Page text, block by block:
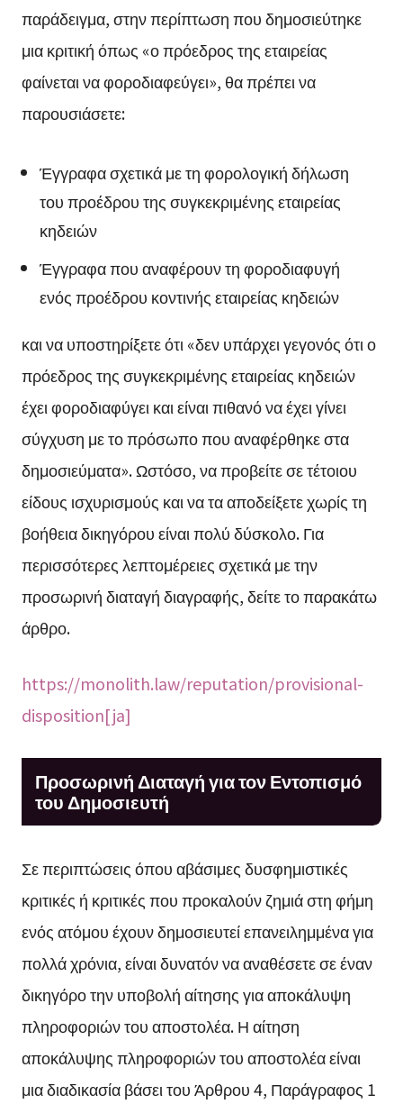
παράδειγμα, στην περίπτωση που δημοσιεύτηκε
μια κριτική όπως «ο πρόεδρος της εταιρείας
φαίνεται να φοροδιαφεύγει», θα πρέπει να
παρουσιάσετε:
Έγγραφα σχετικά με τη φορολογική δήλωση
του προέδρου της συγκεκριμένης εταιρείας
κηδειών
Έγγραφα που αναφέρουν τη φοροδιαφυγή
ενός προέδρου κοντινής εταιρείας κηδειών
και να υποστηρίξετε ότι «δεν υπάρχει γεγονός ότι ο
πρόεδρος της συγκεκριμένης εταιρείας κηδειών
έχει φοροδιαφύγει και είναι πιθανό να έχει γίνει
σύγχυση με το πρόσωπο που αναφέρθηκε στα
δημοσιεύματα». Ωστόσο, να προβείτε σε τέτοιου
είδους ισχυρισμούς και να τα αποδείξετε χωρίς τη
βοήθεια δικηγόρου είναι πολύ δύσκολο. Για
περισσότερες λεπτομέρειες σχετικά με την
προσωρινή διαταγή διαγραφής, δείτε το παρακάτω
άρθρο.
https://monolith.law/reputation/provisional-
disposition[ja]
Προσωρινή Διαταγή για τον Εντοπισμό
του Δημοσιευτή
Σε περιπτώσεις όπου αβάσιμες δυσφημιστικές
κριτικές ή κριτικές που προκαλούν ζημιά στη φήμη
ενός ατόμου έχουν δημοσιευτεί επανειλημμένα για
πολλά χρόνια, είναι δυνατόν να αναθέσετε σε έναν
δικηγόρο την υποβολή αίτησης για αποκάλυψη
πληροφοριών του αποστολέα. Η αίτηση
αποκάλυψης πληροφοριών του αποστολέα είναι
μια διαδικασία βάσει του Άρθρου 4, Παράγραφος 1